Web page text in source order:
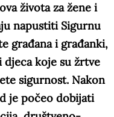
života za žene i
napustiti Sigurnu
građana i građanki,
koje su žrtve
sigurnost. Nakon
je počeo dobijati